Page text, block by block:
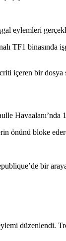
eylemleri
TF1 binasında
bir dosya
önünü bloke
bir
düzenlendi.